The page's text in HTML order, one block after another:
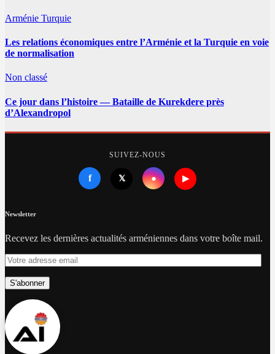
Arménie Turquie
Les relations économiques entre l’Arménie et la Turquie en voie
de normalisation
Non classé
Ce jour dans l’histoire — Bataille de Kurekdere près
d’Alexandropol
SUIVEZ-NOUS
f 𝕏 ● ▶
Newsletter
Recevez les dernières actualités arméniennes dans votre boîte mail.
Votre
adresse
email
S'abonner